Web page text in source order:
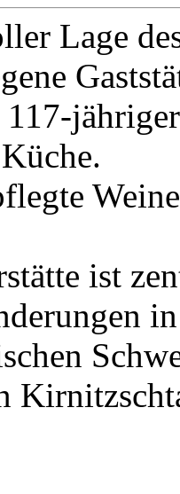
Lage
ist